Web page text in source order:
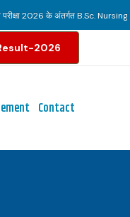
2026 के अंतर्गत B.Sc. Nursing
2026
Contact